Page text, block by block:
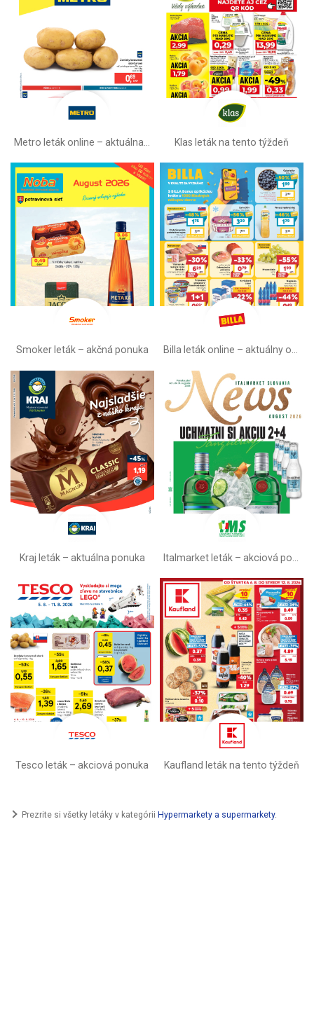
Klas leták na tento týždeň
Smoker leták – akčná ponuka Billa leták online –⁠ aktuálny od stredy
Kraj leták – aktuálna ponuka
Tesco leták – akciová ponuka Kaufland leták na tento týždeň
Prezrite si všetky letáky v kategórii Hypermarkety a supermarkety.